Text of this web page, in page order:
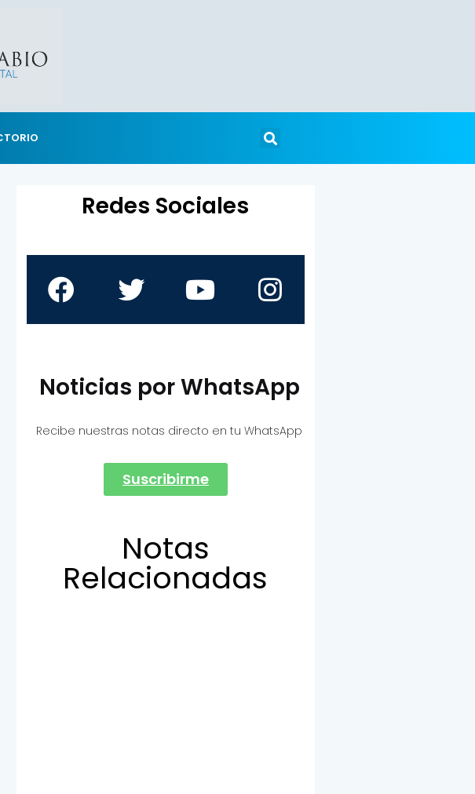
Redes Sociales
Noticias por WhatsApp
Recibe nuestras notas directo en tu WhatsApp
Suscribirme
Notas
Relacionadas